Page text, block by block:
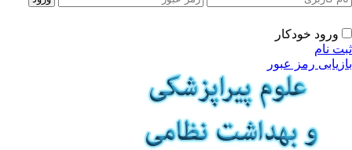
ورود خودکار
نام
رمز عبور